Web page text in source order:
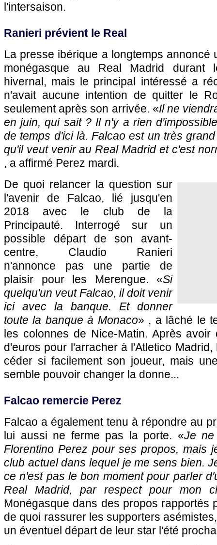
l'intersaison.
Ranieri prévient le Real
La presse ibérique a longtemps annoncé
monégasque au Real Madrid durant
hivernal, mais le principal intéressé a
n'avait aucune intention de quitter le
seulement après son arrivée. «Il ne
en juin, qui sait ? Il n'y a rien
de temps d'ici là. Falcao est un très
qu'il veut venir au Real Madrid et c'est
, a affirmé Perez mardi.
De quoi relancer la question sur
l'avenir de Falcao, lié jusqu'en
2018 avec le club de la
Principauté. Interrogé sur un
possible départ de son avant-
centre, Claudio Ranieri
n'annonce pas une partie de
plaisir pour les Merengue. «Si
quelqu'un veut Falcao, il doit venir
ici avec la banque. Et donner
toute la banque à Monaco» , a lâché le
les colonnes de Nice-Matin. Après avoir
d'euros pour l'arracher à l'Atletico Madrid,
céder si facilement son joueur, mais
semble pouvoir changer la donne...
Falcao remercie Perez
Falcao a également tenu à répondre au
lui aussi ne ferme pas la porte. «Je ne
Florentino Perez pour ses propos, mais
club actuel dans lequel je me sens bien.
ce n'est pas le bon moment pour parler
Real Madrid, par respect pour mon
Monégasque dans des propos rapportés
de quoi rassurer les supporters
un éventuel départ de leur star l'été